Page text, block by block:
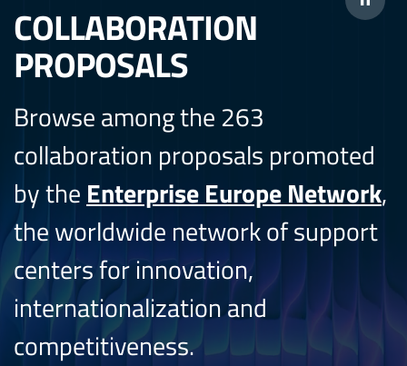
COLLABORATION
PROPOSALS
Browse among the 263
collaboration proposals promoted
by the Enterprise Europe Network,
the worldwide network of support
centers for innovation,
internationalization and
competitiveness.